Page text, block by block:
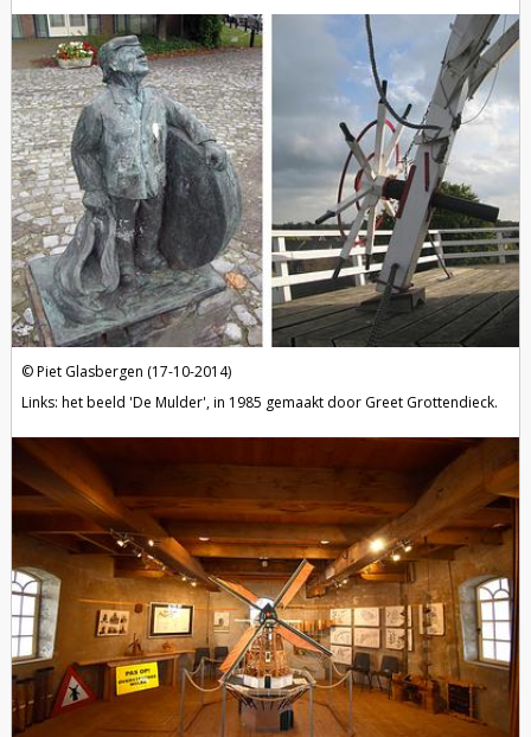
Piet Glasbergen (17-10-2014)
Links: het beeld 'De Mulder', in 1985 gemaakt door Greet Grottendieck.